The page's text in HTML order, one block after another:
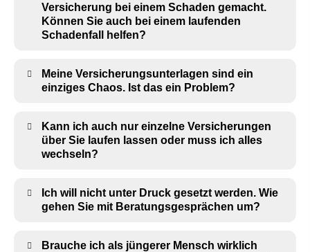
Versicherung bei einem Schaden gemacht.
Können Sie auch bei einem laufenden
Schadenfall helfen?
Meine Versicherungsunterlagen sind ein
einziges Chaos. Ist das ein Problem?
Kann ich auch nur einzelne Versicherungen
über Sie laufen lassen oder muss ich alles
wechseln?
Ich will nicht unter Druck gesetzt werden. Wie
gehen Sie mit Beratungsgesprächen um?
Brauche ich als jüngerer Mensch wirklich